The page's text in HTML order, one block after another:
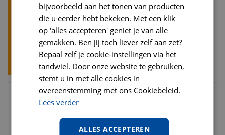
bijvoorbeeld aan het tonen van producten
die u eerder hebt bekeken. Met een klik
op 'alles accepteren' geniet je van alle
gemakken. Ben jij toch liever zelf aan zet?
Bepaal zelf je cookie-instellingen via het
tandwiel. Door onze website te gebruiken,
stemt u in met alle cookies in
overeenstemming met ons Cookiebeleid.
Lees verder
ALLES ACCEPTEREN